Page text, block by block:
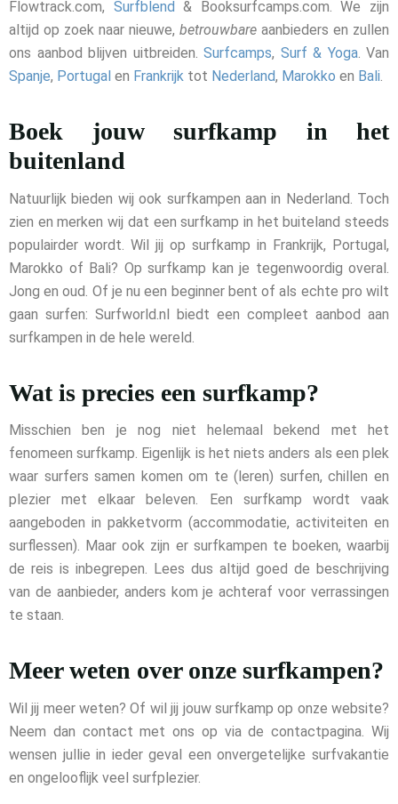
Flowtrack.com, Surfblend & Booksurfcamps.com. We zijn
altijd op zoek naar nieuwe, betrouwbare aanbieders en zullen
ons aanbod blijven uitbreiden. Surfcamps, Surf & Yoga. Van
Spanje, Portugal en Frankrijk tot Nederland, Marokko en Bali
Boek jouw surfkamp in het
buitenland
Natuurlijk bieden wij ook surfkampen aan in Nederland. Toch
zien en merken wij dat een surfkamp in het buiteland steeds
populairder wordt. Wil jij op surfkamp in Frankrijk, Portugal,
Marokko of Bali? Op surfkamp kan je tegenwoordig overal.
Jong en oud. Of je nu een beginner bent of als echte pro wilt
gaan surfen: Surfworld.nl biedt een compleet aanbod aan
surfkampen in de hele wereld.
Wat is precies een surfkamp?
Misschien ben je nog niet helemaal bekend met het
fenomeen surfkamp. Eigenlijk is het niets anders als een plek
waar surfers samen komen om te (leren) surfen, chillen en
plezier met elkaar beleven. Een surfkamp wordt vaak
aangeboden in pakketvorm (accommodatie, activiteiten en
surflessen). Maar ook zijn er surfkampen te boeken, waarbij
de reis is inbegrepen. Lees dus altijd goed de beschrijving
van de aanbieder, anders kom je achteraf voor verrassingen
te staan.
Meer weten over onze surfkampen?
Wil jij meer weten? Of wil jij jouw surfkamp op onze website?
Neem dan contact met ons op via de contactpagina. Wij
wensen jullie in ieder geval een onvergetelijke surfvakantie
en ongelooflijk veel surfplezier.